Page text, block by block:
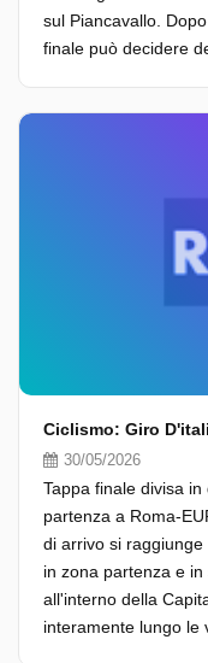
sul Piancavallo.
finale può decidere
30/05/2026
Tappa finale divisa
partenza a Roma-
di arrivo si
in zona partenza e
all'interno della
interamente lungo le